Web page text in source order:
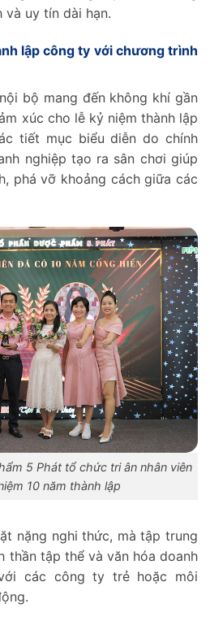
và uy tín dài hạn.
lập công ty với chương trình
bộ mang đến không khí gần
xúc cho lễ kỷ niệm thành lập
tiết mục biểu diễn do chính
nghiệp tạo ra sân chơi giúp
phá vỡ khoảng cách giữa các
5 Phát tổ chức tri ân nhân viên
10 năm thành lập
nặng nghi thức, mà tập trung
thần tập thể và văn hóa doanh
các công ty trẻ hoặc môi